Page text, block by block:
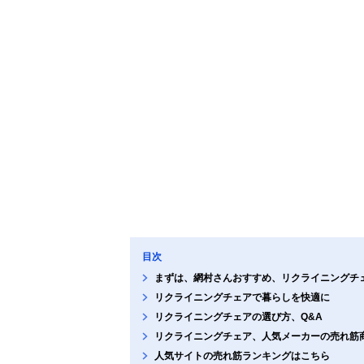
目次
まずは、網村さんおすすめ、リクライニングチ
リクライニングチェアで暮らしを快適に
リクライニングチェアの選び方、Q&A
リクライニングチェア、人気メーカーの売れ筋
人気サイトの売れ筋ランキングはこちら